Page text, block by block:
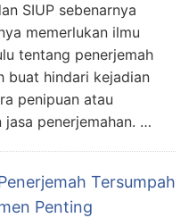
SIUP sebenarnya
memerlukan ilmu
tentang penerjemah
buat hindari kejadian
penipuan atau
jasa penerjemahan. …
Tersumpah
Penting